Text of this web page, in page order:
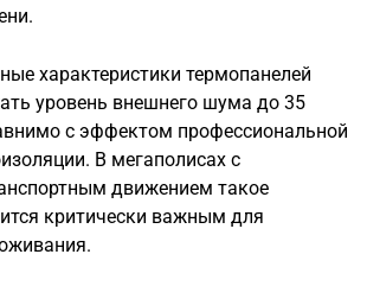
характеристики термопанелей
уровень внешнего шума до 35
с эффектом профессиональной
В мегаполисах с
движением такое
критически важным для